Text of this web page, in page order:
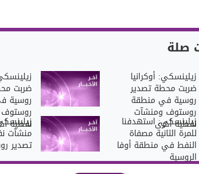
صلة
زيلينسكي: أوكرانيا
ضربت محطة تصدير
روسية في منطقة
روستوف ومنشآت
نفطية أخرى
ضربت
روسية
نفطية زيلينسكي: استهدفنا
للمرة الثانية مصفاة
النفط في منطقة أوفا
الروسية
منشآت
تصدير